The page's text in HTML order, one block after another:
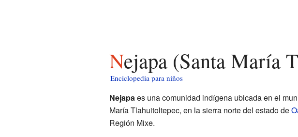
Nejapa (Santa
Enciclopedia para niños
Nejapaes una comunidad indígena ubicada en el
María Tlahuitoltepec, en la sierra norte del estado de
Región Mixe.